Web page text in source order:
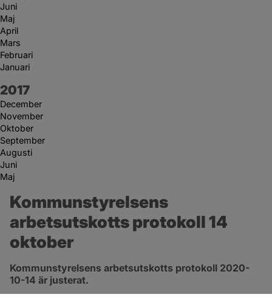
Juni
Maj
April
Mars
Februari
Januari
År:
2017
December
November
Oktober
September
Augusti
Juni
Maj
Kommunstyrelsens
arbetsutskotts protokoll 14
oktober
Kommunstyrelsens arbetsutskotts protokoll 2020-
10-14 är justerat.